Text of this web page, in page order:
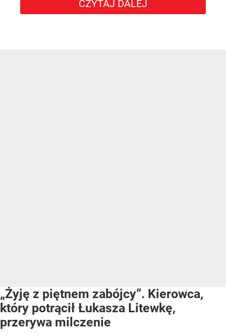
CZYTAJ DALEJ
„Żyję z piętnem zabójcy”. Kierowca,
który potrącił Łukasza Litewkę,
przerywa milczenie